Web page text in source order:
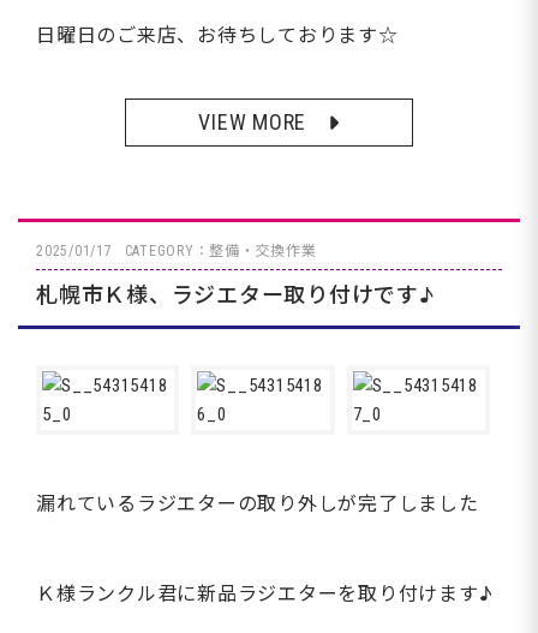
日曜日のご来店、お待ちしております☆
VIEW MORE
2025/01/17 CATEGORY：整備・交換作業
札幌市Ｋ様、ラジエター取り付けです♪
漏れているラジエターの取り外しが完了しました
Ｋ様ランクル君に新品ラジエターを取り付けます♪